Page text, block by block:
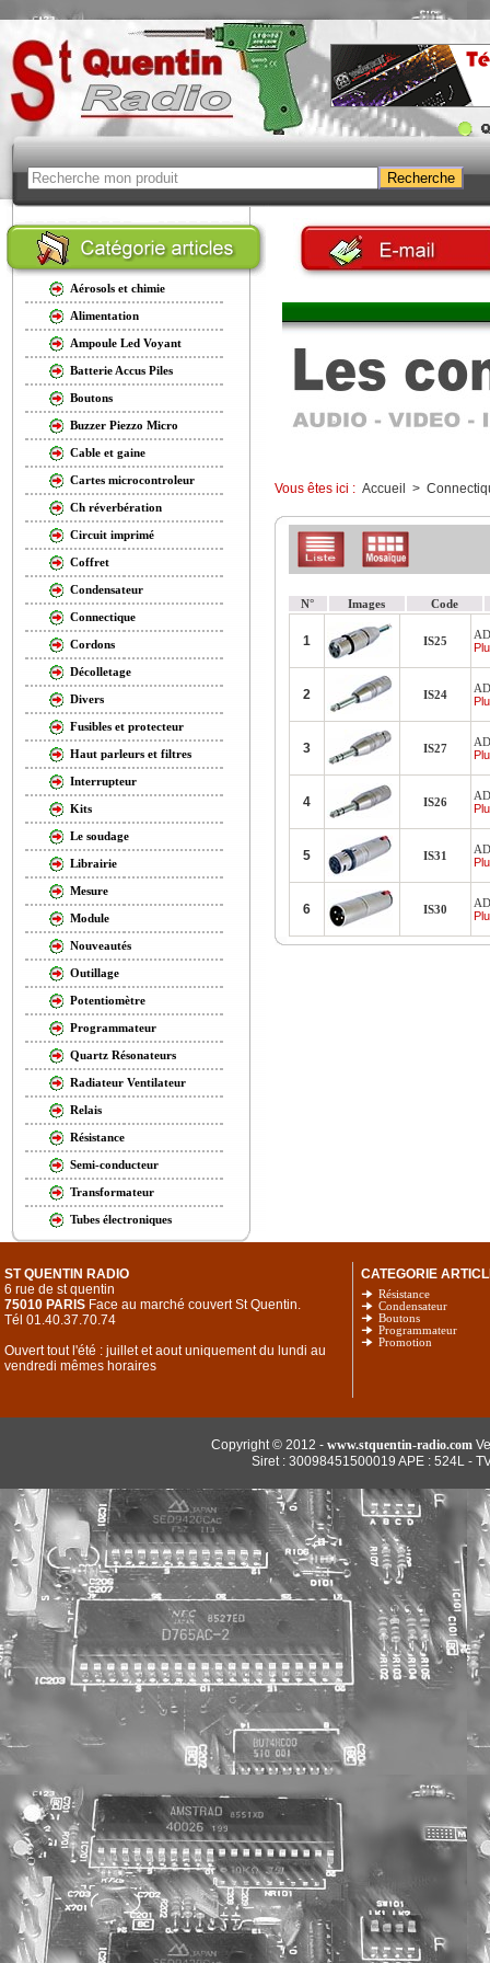
Aérosols et chimie
Alimentation
Ampoule Led Voyant
Batterie Accus Piles
Boutons
Buzzer Piezzo Micro
Cable et gaine
Cartes microcontroleur
Ch réverbération
Circuit imprimé
Coffret
Condensateur
Connectique
Cordons
Décolletage
Divers
Fusibles et protecteur
Haut parleurs et filtres
Interrupteur
Kits
Le soudage
Librairie
Mesure
Module
Nouveautés
Outillage
Potentiomètre
Programmateur
Quartz Résonateurs
Radiateur Ventilateur
Relais
Résistance
Semi-conducteur
Transformateur
Tubes électroniques
Vous êtes ici : Accueil >
N° Images Code
1 IS25
2 IS24
3 IS27
4 IS26
5 IS31
6 IS30
ST QUENTIN RADIO
6 rue de st quentin
75010 PARIS Face au marché couvert St Quentin.
Tél 01.40.37.70.74
Ouvert tout l'été : juillet et aout uniquement du lundi au
vendredi mêmes horaires
CATEGORIE
Résistance
Condensateur
Boutons
Programmateur
Promotion
Copyright © 2012 - www.stquentin-radio.com
Siret : 30098451500019 APE : 524L -